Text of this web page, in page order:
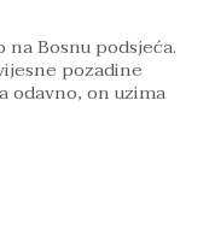
Bosnu podsjeća.
pozadine
odavno, on uzima